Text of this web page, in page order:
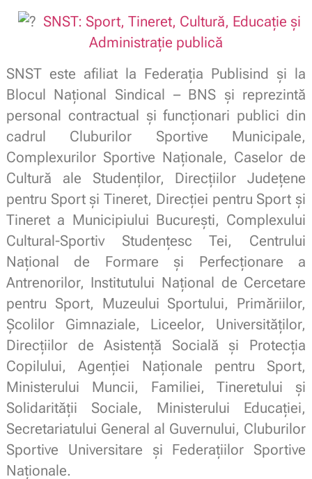
SNST: Sport, Tineret, Cultură, Educație și
Administrație publică
SNST este afiliat la Federația Publisind și la
Blocul Național Sindical – BNS și reprezintă
personal contractual și funcționari publici din
cadrul Cluburilor Sportive Municipale,
Complexurilor Sportive Naționale, Caselor de
Cultură ale Studenţilor, Direcțiilor Judeţene
pentru Sport și Tineret, Direcției pentru Sport și
Tineret a Municipiului București, Complexului
Cultural-Sportiv Studenţesc Tei, Centrului
Naţional de Formare și Perfecţionare a
Antrenorilor, Institutului Naţional de Cercetare
pentru Sport, Muzeului Sportului, Primăriilor,
Școlilor Gimnaziale, Liceelor, Universităților,
Direcțiilor de Asistență Socială și Protecția
Copilului, Agenției Naționale pentru Sport,
Ministerului Muncii, Familiei, Tineretului și
Solidarității Sociale, Ministerului Educației,
Secretariatului General al Guvernului, Cluburilor
Sportive Universitare și Federațiilor Sportive
Naționale.